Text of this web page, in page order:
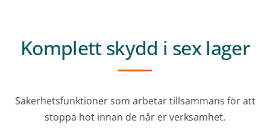
Komplett skydd i sex lager
Säkerhetsfunktioner som arbetar tillsammans för att
stoppa hot innan de når er verksamhet.